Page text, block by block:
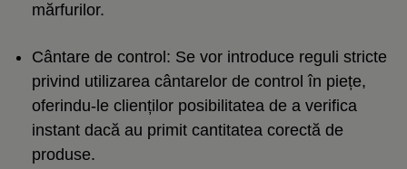
mărfurilor.
Cântare de control: Se vor introduce reguli stricte
privind utilizarea cântarelor de control în piețe,
oferindu-le clienților posibilitatea de a verifica
instant dacă au primit cantitatea corectă de
produse.